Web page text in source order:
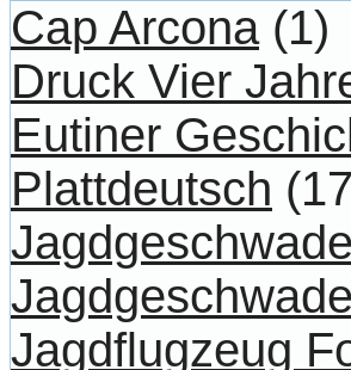
Cap Arcona(1)
Druck Vier
Eutiner
Plattdeutsch
Jagdflugzeug